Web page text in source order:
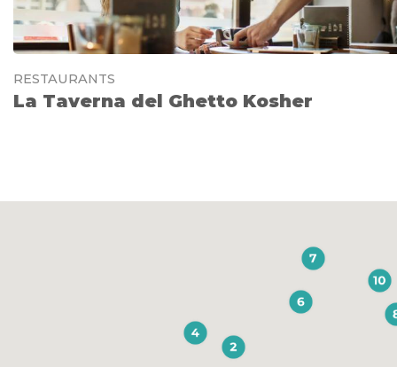
RESTAURANTS
La Taverna del Ghetto Kosher